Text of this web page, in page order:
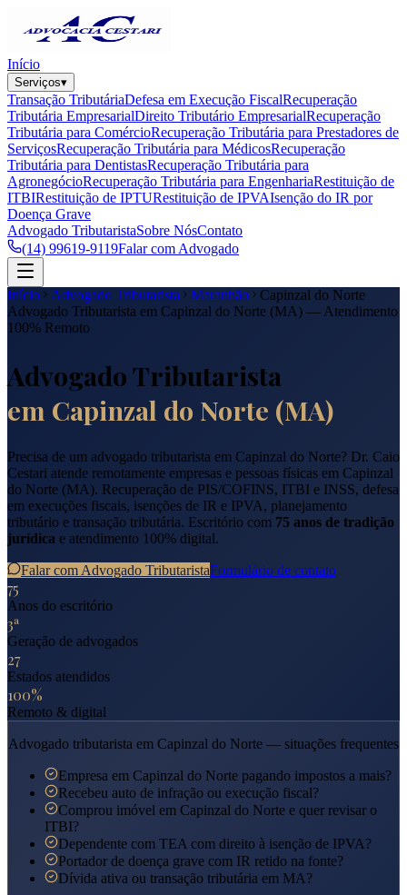
Início
Serviços▾
Transação TributáriaDefesa em Execução FiscalRecuperação
Tributária EmpresarialDireito Tributário EmpresarialRecuperação
Tributária para ComércioRecuperação Tributária para Prestadores de
ServiçosRecuperação Tributária para MédicosRecuperação
Tributária para DentistasRecuperação Tributária para
AgronegócioRecuperação Tributária para EngenhariaRestituição de
ITBIRestituição de IPTURestituição de IPVAIsenção do IR por
Doença Grave
Advogado TributaristaSobre NósContato
(14) 99619-9119Falar com Advogado
Início Advogado Tributarista Maranhão
Capinzal do Norte
Advogado Tributarista em Capinzal do Norte (MA) — Atendimento
100% Remoto
Advogado Tributarista
em Capinzal do Norte (MA)
Precisa de um advogado tributarista em Capinzal do Norte? Dr. Caio
Cestari atende remotamente empresas e pessoas físicas em Capinzal
do Norte (MA). Recuperação de PIS/COFINS, ITBI e INSS, defesa
em execuções fiscais, isenções de IR e IPVA, planejamento
tributário e transação tributária. Escritório com 75 anos de tradição
jurídica e atendimento 100% digital.
Falar com Advogado TributaristaFormulário de contato
75
Anos do escritório
3ª
Geração de advogados
27
Estados atendidos
100%
Remoto & digital
Advogado tributarista em Capinzal do Norte — situações frequentes
Empresa em Capinzal do Norte pagando impostos a mais?
Recebeu auto de infração ou execução fiscal?
Comprou imóvel em Capinzal do Norte e quer revisar o
ITBI?
Dependente com TEA com direito à isenção de IPVA?
Portador de doença grave com IR retido na fonte?
Dívida ativa ou transação tributária em MA?